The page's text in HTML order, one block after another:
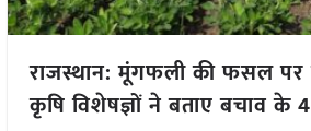
राजस्थान: मूंगफली की फसल पर
कृषि विशेषज्ञों ने बताए बचाव के